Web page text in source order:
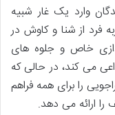
وارد یک غار شبیه
از شنا و کاوش در
خاص و جلوه های
می کند، در حالی که
را برای همه فراهم
ارائه می دهد.